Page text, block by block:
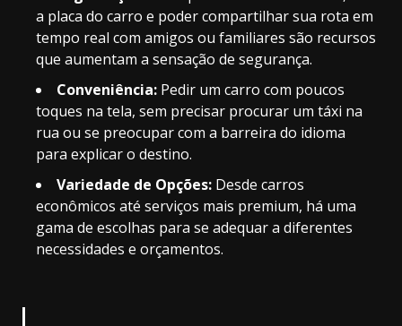
a placa do carro e poder compartilhar sua rota em
tempo real com amigos ou familiares são recursos
que aumentam a sensação de segurança.
Conveniência: Pedir um carro com poucos
toques na tela, sem precisar procurar um táxi na
rua ou se preocupar com a barreira do idioma
para explicar o destino.
Variedade de Opções: Desde carros
econômicos até serviços mais premium, há uma
gama de escolhas para se adequar a diferentes
necessidades e orçamentos.